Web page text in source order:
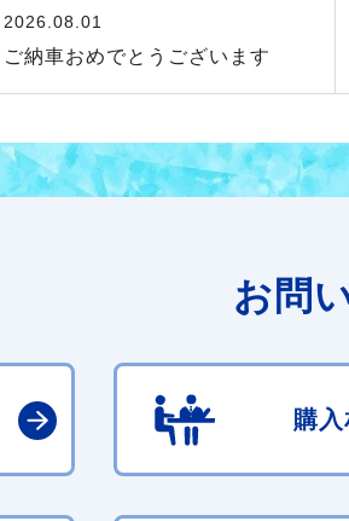
2026.08.01
ご納車おめでとうございます
お問
購